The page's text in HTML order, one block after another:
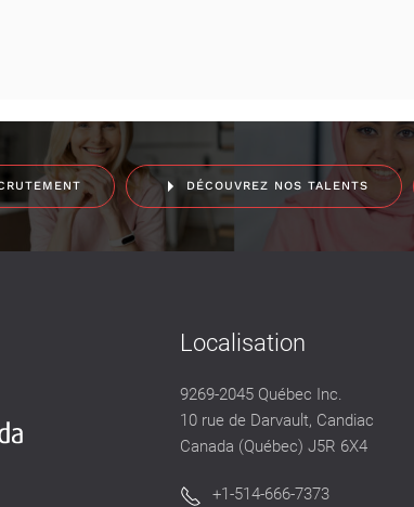
DÉCOUVREZ NOS TALENTS
Localisation
9269-2045 Québec Inc.
10 rue de Darvault, Candiac
Canada (Québec) J5R 6X4
+1-514-666-7373